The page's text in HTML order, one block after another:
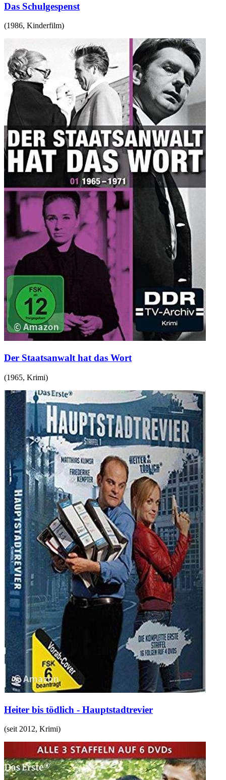
Das Schulgespenst
(1986, Kinderfilm)
Der Staatsanwalt hat das Wort
(1965, Krimi)
Heiter bis tödlich - Hauptstadtrevier
(seit 2012, Krimi)